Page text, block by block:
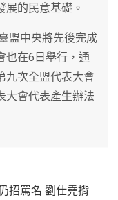
展的民意基礎。
盟中央將先後完成
也在6日舉行，通
九次全盟代表大會
大會代表產生辦法
招罵名 劉仕堯揹